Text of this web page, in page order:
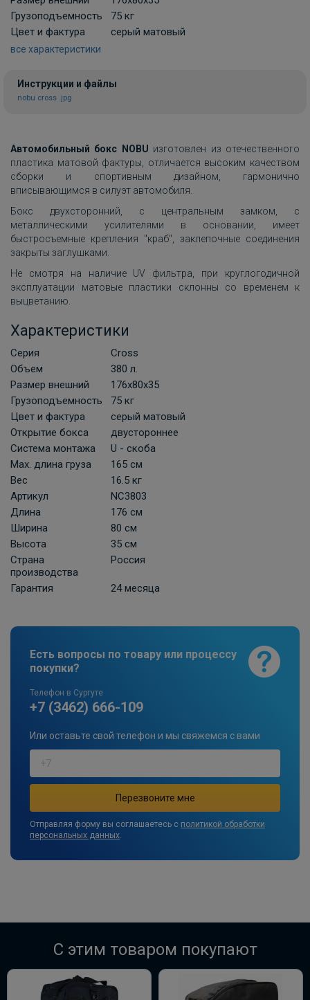
Грузоподъемность
75 кг
Цвет и фактура
серый матовый
все характеристики
Инструкции и файлы
nobu cross .jpg
Автомобильный бокс NOBU изготовлен из отечественного
пластика матовой фактуры, отличается высоким качеством
сборки и спортивным дизайном, гармонично
вписывающимся в силуэт автомобиля.
Бокс двухсторонний, с центральным замком, с
металлическими усилителями в основании, имеет
быстросъемные крепления "краб", заклепочные соединения
закрыты заглушками.
Не смотря на наличие UV фильтра, при круглогодичной
эксплуатации матовые пластики склонны со временем к
выцветанию.
Характеристики
Серия
Cross
Объем
380 л.
Размер внешний
176х80х35
Грузоподъемность
75 кг
Цвет и фактура
серый матовый
Открытие бокса
двустороннее
Система монтажа
U - скоба
Мах. длина груза
165 см
Вес
16.5 кг
Артикул
NC3803
Длина
176 см
Ширина
80 см
Высота
35 см
Страна
производства
Россия
Гарантия 24 месяца
Есть вопросы по товару или процессу
покупки?
Телефон в Сургуте
+7 (3462) 666-109
Или оставьте свой телефон и мы свяжемся с вами
Отправляя форму вы соглашаетесь с политикой обработки
персональных данных.
C этим товаром покупают